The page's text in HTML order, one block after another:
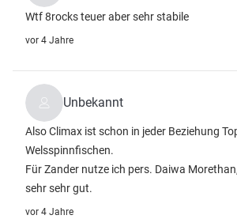
Wtf 8rocks teuer aber sehr stabile
vor 4 Jahre
Unbekannt
Also Climax ist schon in jeder Beziehung
Welsspinnfischen.
Für Zander nutze ich pers. Daiwa
sehr sehr gut.
vor 4 Jahre